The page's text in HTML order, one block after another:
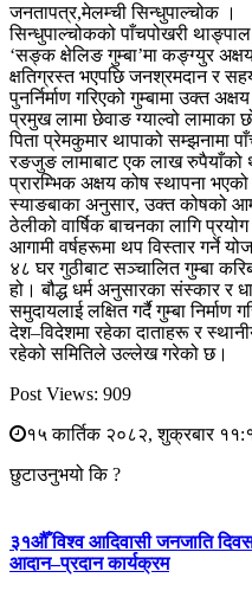
जनतापत्र,मेलम्ची सिन्धुपाल्चोक ।
सिन्धुपाल्चोकको पाँचपोखरी
‘सङ्क क्षेलिङ गुम्बा’मा कङ्ग्युर
क्षतिग्रस्त भएपछि जनश्रमदान र
पुनर्निर्माण गरिएको गुम्बामा उक्त
प्रमुख लामा छेवाङ ग्याल्वो लामाका
पिता प्रेमकुमार थापाको सम्झनामा
रङजुङ लामाबाट एक लाख
प्रारम्भिक अक्षय कोष स्थापना
स्याङबाका अनुसार, उक्त कोषको
ठेलीको वार्षिक बाचनका लागि
आगामी वर्षहरूमा थप विस्तार गर्ने
४८ घर गुठीबाट सञ्चालित गुम्बा
हो। बौद्ध धर्म अनुसारका संस्कार र
समुदायलाई लक्षित गर्दै गुम्बा निर्माण
देश–विदेशमा रहेका दाताहरू र
रहेको समितिले उल्लेख गरेको छ।
Post Views: 909
१५ कार्तिक २०८२, शुक्रबार
छुटाउनुभयो कि ?
३१औँ विश्व आदिवासी जनजाति
आदान–प्रदान कार्यक्रम